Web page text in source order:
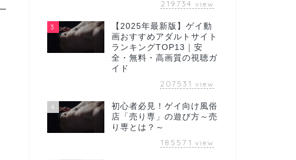
219734 view
3
【2025年最新版】ゲイ動
画おすすめアダルトサイト
ランキングTOP13｜安
全・無料・高画質の視聴ガ
イド
207531 view
4
初心者必見！ゲイ向け風俗
店「売り専」の遊び方～売
り専とは？～
185571 view